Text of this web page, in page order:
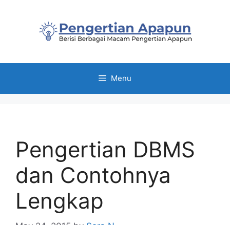
Menu
Pengertian DBMS
dan Contohnya
Lengkap